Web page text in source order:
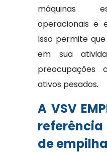
máquinas
operacionais e
Isso permite
em sua
ativos pesados.
A VSV
de